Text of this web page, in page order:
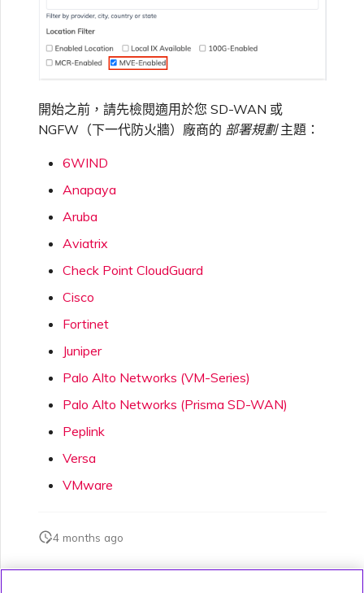
Wasabi
從 MCR 建立至 Azure 的
從 MVE 建立至 Azure 的
變更 IX 設定
遷移 VXC 和 IX
關閉 VXC 和 IX
監控服務狀態
設定 OpenMetrics 服務監控
Azure 服務金鑰 API 回應欄
Megaport Portal 驗證常見
API 淘汰常見問題
單一登入（SSO）功能與使
疑難排解後續步驟
提供偵錯資訊以加快支援回應
開始之前，請先檢閱適用於您 SD-WAN 或
NGFW（下一代防火牆）廠商的 部署規劃主題：
6WIND
Anapaya
Aruba
Aviatrix
Check Point CloudGuard
Cisco
Fortinet
Juniper
Palo Alto Networks (VM-Series)
Palo Alto Networks (Prisma SD-WAN)
Peplink
Versa
VMware
4 months ago